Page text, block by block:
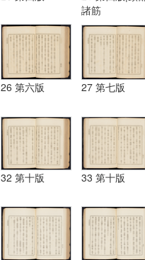
諸筋
26 第六版 27 第七版
32 第十版 33 第十版